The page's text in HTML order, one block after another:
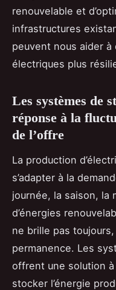
renouvelable et
infrastructures
peuvent nous aider
électriques plus
Les systèmes de
réponse à la
de l’offre
La production
s’adapter à la
journée, la saison, la
d’énergies
ne brille pas
permanence. Les
offrent une solution
stocker l’énergie